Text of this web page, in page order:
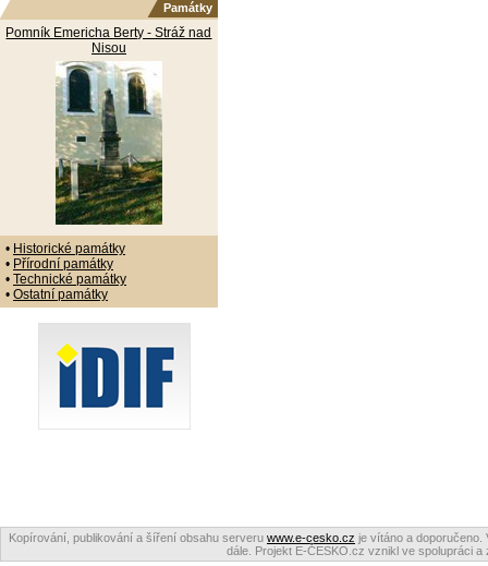
Památky
Pomník Emericha Berty - Stráž nad
Nisou
• Historické památky
• Přírodní památky
• Technické památky
• Ostatní památky
Kopírování, publikování a šíření obsahu serveru www.e-cesko.cz je vítáno a doporučeno.
dále. Projekt E-ČESKO.cz vznikl ve spolupráci